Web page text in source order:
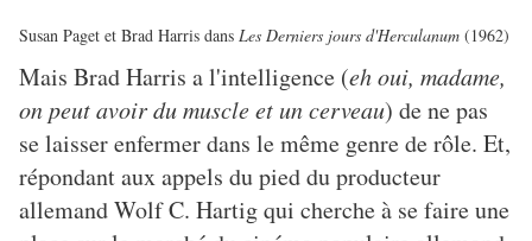
Susan Paget et Brad Harris dans Les Derniers jours d'Herculanum (1962)
Mais Brad Harris a l'intelligence (eh oui, madame,
on peut avoir du muscle et un cerveau) de ne pas
se laisser enfermer dans le même genre de rôle. Et,
répondant aux appels du pied du producteur
allemand Wolf C. Hartig qui cherche à se faire une